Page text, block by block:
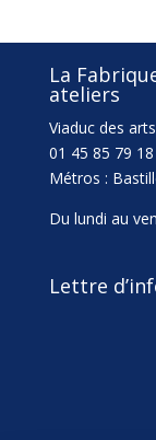
La
ateliers
Viaduc des
01 45 85 79 18
Métros :
Du lundi au
Lettre